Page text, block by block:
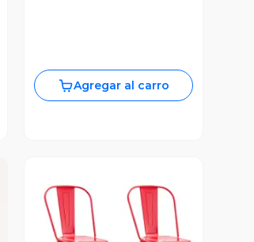
Agregar al carro